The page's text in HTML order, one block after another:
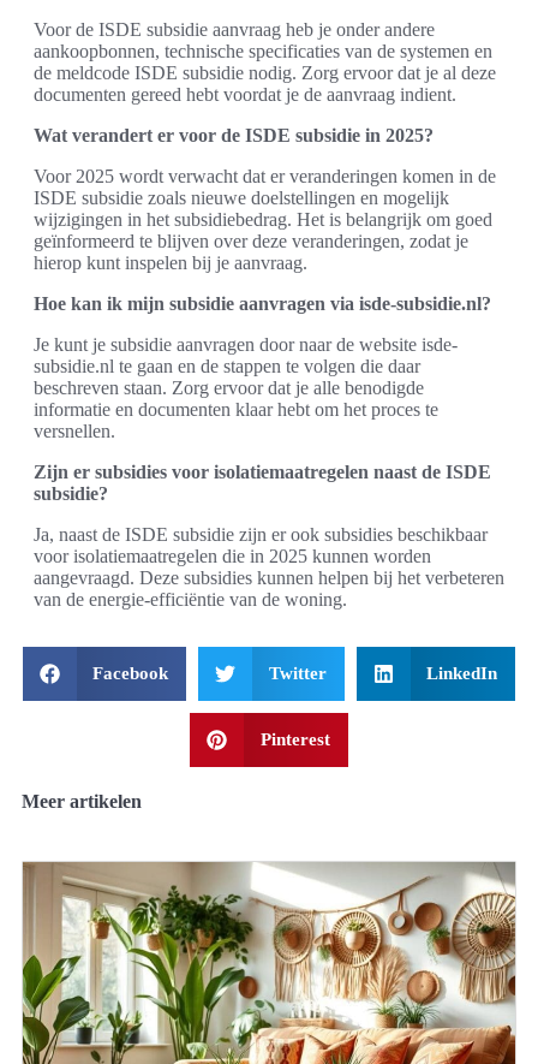
Voor de ISDE subsidie aanvraag heb je onder andere
aankoopbonnen, technische specificaties van de systemen en
de meldcode ISDE subsidie nodig. Zorg ervoor dat je al deze
documenten gereed hebt voordat je de aanvraag indient.
Wat verandert er voor de ISDE subsidie in 2025?
Voor 2025 wordt verwacht dat er veranderingen komen in de
ISDE subsidie zoals nieuwe doelstellingen en mogelijk
wijzigingen in het subsidiebedrag. Het is belangrijk om goed
geïnformeerd te blijven over deze veranderingen, zodat je
hierop kunt inspelen bij je aanvraag.
Hoe kan ik mijn subsidie aanvragen via isde-subsidie.nl?
Je kunt je subsidie aanvragen door naar de website isde-
subsidie.nl te gaan en de stappen te volgen die daar
beschreven staan. Zorg ervoor dat je alle benodigde
informatie en documenten klaar hebt om het proces te
versnellen.
Zijn er subsidies voor isolatiemaatregelen naast de ISDE
subsidie?
Ja, naast de ISDE subsidie zijn er ook subsidies beschikbaar
voor isolatiemaatregelen die in 2025 kunnen worden
aangevraagd. Deze subsidies kunnen helpen bij het verbeteren
van de energie-efficiëntie van de woning.
Facebook Twitter LinkedIn
Pinterest
Meer artikelen